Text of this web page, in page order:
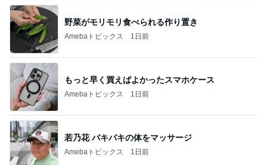
野菜がモリモリ食べられる作り置き
Amebaトピックス 1日前
もっと早く買えばよかったスマホケース
Amebaトピックス 1日前
若乃花 バキバキの体をマッサージ
Amebaトピックス 1日前